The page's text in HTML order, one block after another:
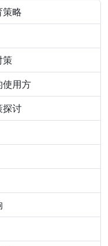
略
策
使用方
探讨